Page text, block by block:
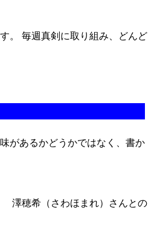
。 毎週真剣に取り組み、どんど
があるかどうかではなく、書か
澤穂希（さわほまれ）さんとの